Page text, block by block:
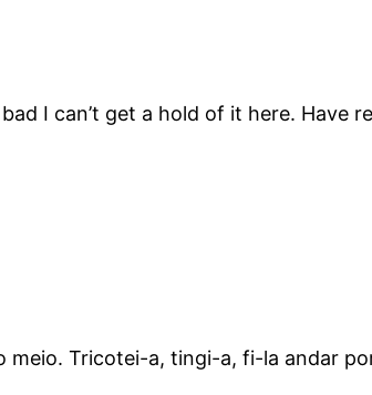
I can’t get a hold of it here. Have
meio. Tricotei-a, tingi-a, fi-la andar